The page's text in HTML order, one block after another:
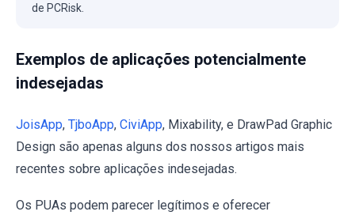
de PCRisk.
Exemplos de aplicações potencialmente
indesejadas
JoisApp, TjboApp, CiviApp, Mixability, e DrawPad Graphic
Design são apenas alguns dos nossos artigos mais
recentes sobre aplicações indesejadas.
Os PUAs podem parecer legítimos e oferecer